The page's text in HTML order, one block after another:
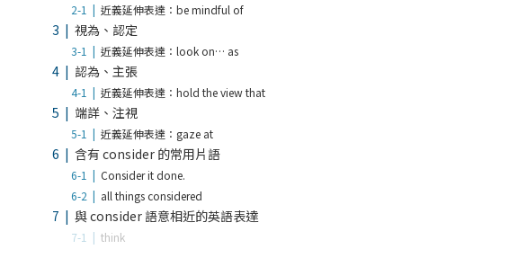
近義延伸表達：be mindful of
視為、認定
近義延伸表達：look on… as
認為、主張
近義延伸表達：hold the view that
端詳、注視
近義延伸表達：gaze at
含有 consider 的常用片語
Consider it done.
all things considered
與 consider 語意相近的英語表達
think